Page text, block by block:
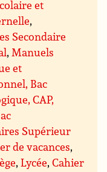
et
,
Secondaire
, Manuels
et
Bac
CAP,
Supérieur
de vacances,
,Lycée,Cahier